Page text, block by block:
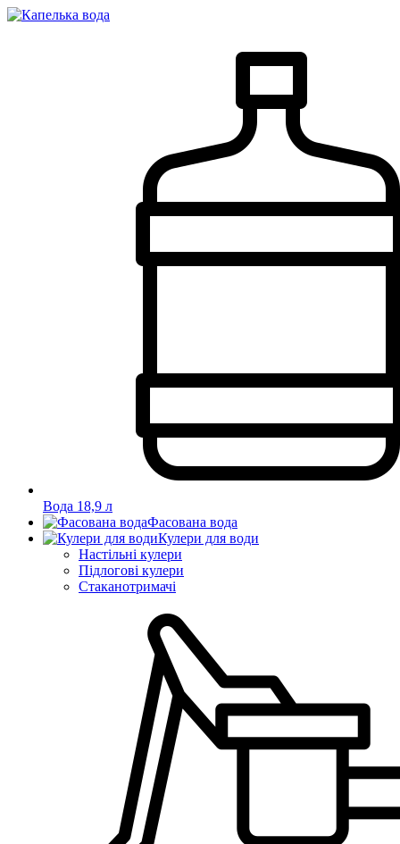
Вода 18,9 л
Фасована вода
Кулери для води
Настільні кулери
Підлогові кулери
Стаканотримачі